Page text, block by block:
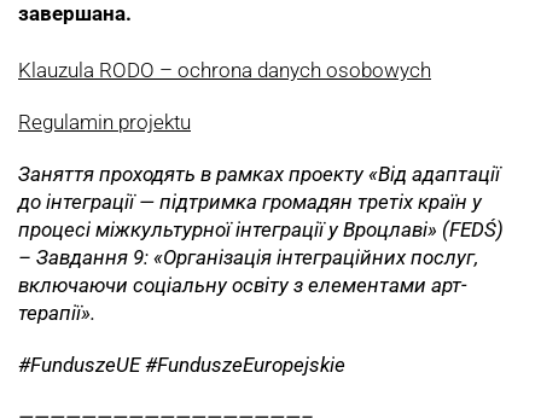
завершана.
Klauzula RODO – ochrona danych osobowych
Regulamin projektu
Заняття проходять в рамках проекту «Від адаптації
до інтеграції — підтримка громадян третіх країн у
процесі міжкультурної інтеграції у Вроцлаві» (FEDŚ)
– Завдання 9: «Організація інтеграційних послуг,
включаючи соціальну освіту з елементами арт-
терапії».
#FunduszeUE #FunduszeEuropejskie